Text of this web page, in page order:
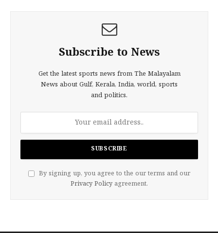
Subscribe to News
Get the latest sports news from The Malayalam
News about Gulf, Kerala, India, world, sports
and politics.
By signing up, you agree to the our terms and our
Privacy Policy agreement.